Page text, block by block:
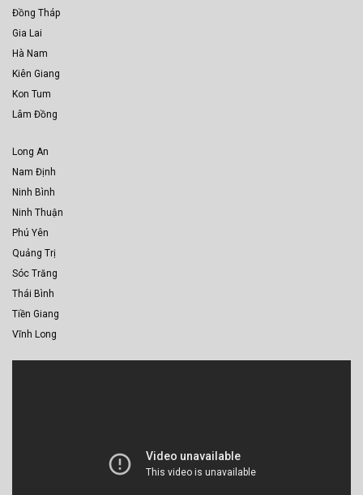
Đồng Tháp
Gia Lai
Hà Nam
Kiên Giang
Kon Tum
Lâm Đồng
Long An
Nam Định
Ninh Bình
Ninh Thuận
Phú Yên
Quảng Trị
Sóc Trăng
Thái Bình
Tiền Giang
Vĩnh Long